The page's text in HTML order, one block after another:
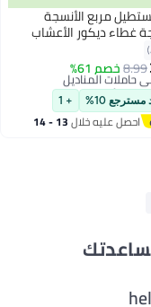
مربع الأنسجة
غطاء ديكور الأعشاب
حامل مربع
الصدئة ورقة مربع
خلع الملابس الجدول
السيارة
8.99خصم 61%
10%
+ 1
احصل عليه خلال 13 - 14